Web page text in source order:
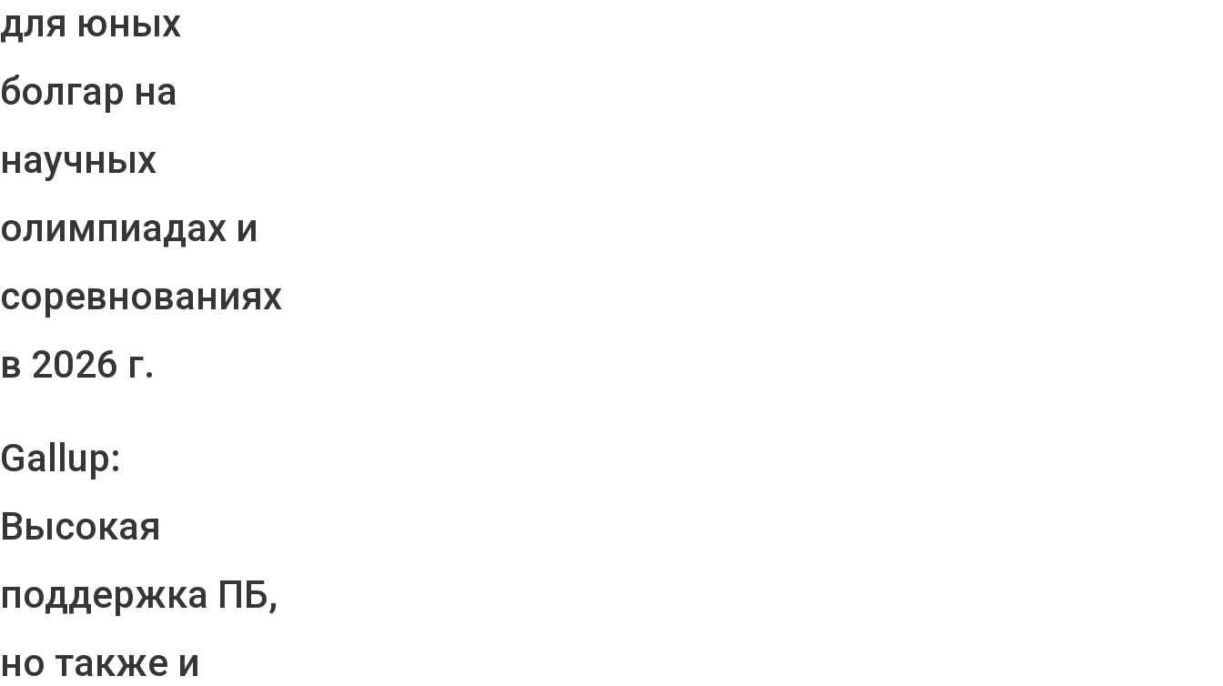
для юных
болгар на
научных
олимпиадах и
соревнованиях
в 2026 г.
Gallup:
Высокая
поддержка ПБ,
но также и